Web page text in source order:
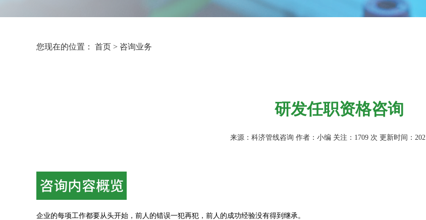
您现在的位置： 首页 > 咨询业务
研发任职资格咨询
来源：科济管线咨询 作者：小编 关注： 1709 次 更新时间：
企业的每项工作都要从头开始，前人的错误一犯再犯，前人的成功经验没有得到继承。